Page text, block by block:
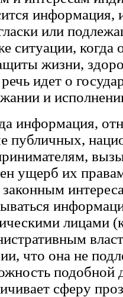
информация,
или
ситуации, когда
жизни,
речь идет о
и
информация,
публичных,
ущерб их
лицами
что она не
подобной
сферу